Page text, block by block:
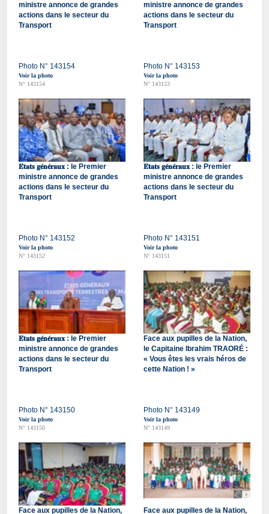
ministre annonce de grandes
actions dans le secteur du
Transport
Photo N° 143154
Voir la photo
N° 143154
ministre annonce de grandes
actions dans le secteur du
Transport
Photo N° 143153
Voir la photo
N° 143153
𝐄́𝐭𝐚𝐭𝐬 𝐠𝐞́𝐧𝐞́𝐫𝐚𝐮𝐱 : le Premier
ministre annonce de grandes
actions dans le secteur du
Transport
Photo N° 143152
Voir la photo
N° 143152
𝐄́𝐭𝐚𝐭𝐬 𝐠𝐞́𝐧𝐞́𝐫𝐚𝐮𝐱 : le Premier
ministre annonce de grandes
actions dans le secteur du
Transport
Photo N° 143151
Voir la photo
N° 143151
𝐄́𝐭𝐚𝐭𝐬 𝐠𝐞́𝐧𝐞́𝐫𝐚𝐮𝐱 : le Premier
ministre annonce de grandes
actions dans le secteur du
Transport
Photo N° 143150
Voir la photo
N° 143150
Face aux pupilles de la Nation,
le Capitaine Ibrahim TRAORÉ :
« Vous êtes les vrais héros de
cette Nation ! »
Photo N° 143149
Voir la photo
N° 143149
Face aux pupilles de la Nation,
Face aux pupilles de la Nation,